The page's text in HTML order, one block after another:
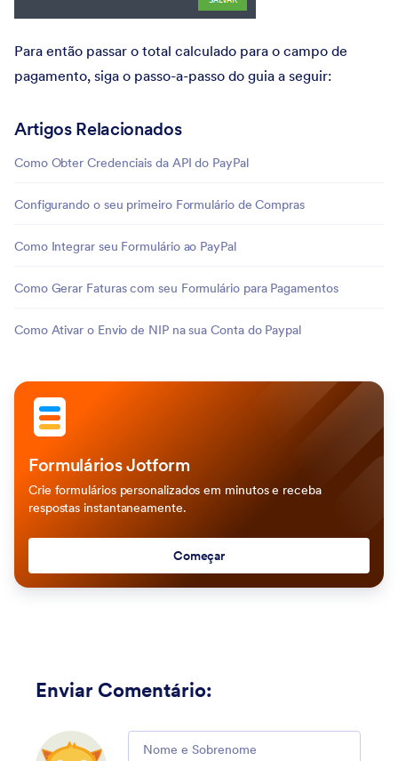
Para então passar o total calculado para o campo de
pagamento, siga o passo-a-passo do guia a seguir:
Artigos Relacionados
Como Obter Credenciais da API do PayPal
Configurando o seu primeiro Formulário de Compras
Como Integrar seu Formulário ao PayPal
Como Gerar Faturas com seu Formulário para Pagamentos
Como Ativar o Envio de NIP na sua Conta do Paypal
Formulários Jotform
Crie formulários personalizados em minutos e receba
respostas instantaneamente.
Começar
Enviar Comentário: